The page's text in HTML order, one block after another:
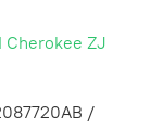
Cherokee ZJ
/